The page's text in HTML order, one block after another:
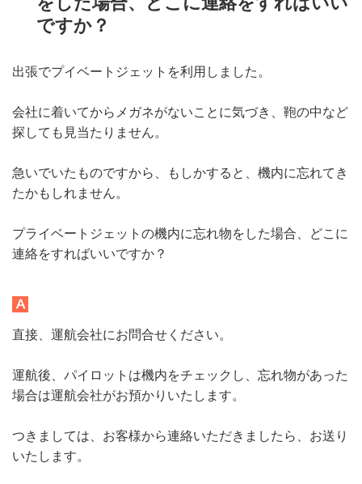
ですか？
出張でプイベートジェットを利用しました。
会社に着いてからメガネがないことに気づき、鞄の中など
探しても見当たりません。
急いでいたものですから、もしかすると、機内に忘れてき
たかもしれません。
プライベートジェットの機内に忘れ物をした場合、どこに
連絡をすればいいですか？
直接、運航会社にお問合せください。
運航後、パイロットは機内をチェックし、忘れ物があった
場合は運航会社がお預かりいたします。
つきましては、お客様から連絡いただきましたら、お送り
いたします。